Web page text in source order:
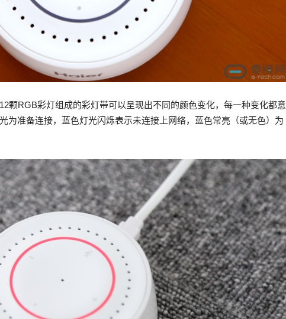
颗RGB彩灯组成的彩灯带可以呈现出不同的颜色变化，每一种变化都意
为准备连接，蓝色灯光闪烁表示未连接上网络，蓝色常亮（或无色）为